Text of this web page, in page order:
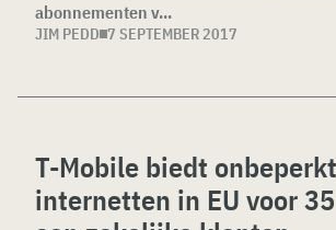
abonnementen v...
JIM PEDD 7 SEPTEMBER 2017
T-Mobile biedt
internetten in EU voor